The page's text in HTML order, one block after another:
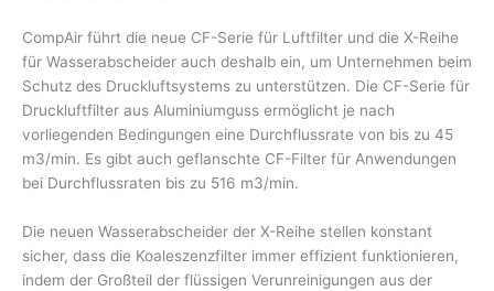
CompAir führt die neue CF-Serie für Luftfilter und die X-Reihe
für Wasserabscheider auch deshalb ein, um Unternehmen beim
Schutz des Druckluftsystems zu unterstützen. Die CF-Serie für
Druckluftfilter aus Aluminiumguss ermöglicht je nach
vorliegenden Bedingungen eine Durchflussrate von bis zu 45
m3/min. Es gibt auch geflanschte CF-Filter für Anwendungen
bei Durchflussraten bis zu 516 m3/min.
Die neuen Wasserabscheider der X-Reihe stellen konstant
sicher, dass die Koaleszenzfilter immer effizient funktionieren,
indem der Großteil der flüssigen Verunreinigungen aus der